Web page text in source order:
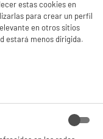
BAJOS
MICRO USB
THUMESNIL
estas cookies en
para crear un perfil
en otros sitios
estará menos dirigida.